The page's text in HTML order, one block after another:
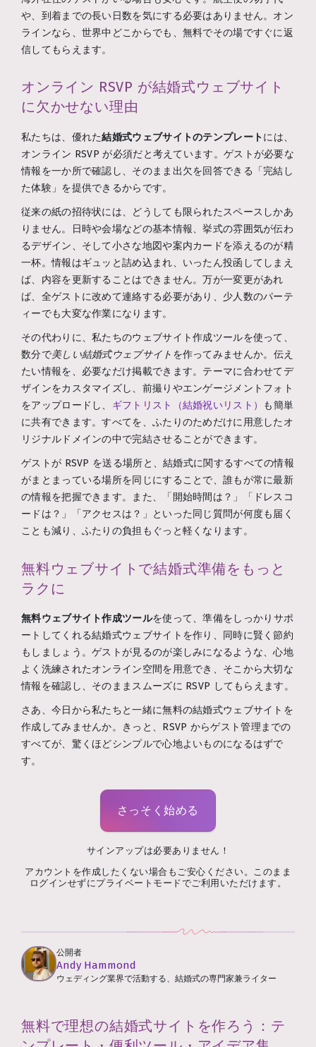
や、到着までの長い日数を気にする必要はありません。オン
ラインなら、世界中どこからでも、無料でその場ですぐに返
信してもらえます。
オンライン RSVP が結婚式ウェブサイト
に欠かせない理由
私たちは、優れた結婚式ウェブサイトのテンプレートには、
オンライン RSVP が必須だと考えています。ゲストが必要な
情報を一か所で確認し、そのまま出欠を回答できる「完結し
た体験」を提供できるからです。
従来の紙の招待状には、どうしても限られたスペースしかあ
りません。日時や会場などの基本情報、挙式の雰囲気が伝わ
るデザイン、そして小さな地図や案内カードを添えるのが精
一杯。情報はギュッと詰め込まれ、いったん投函してしまえ
ば、内容を更新することはできません。万が一変更があれ
ば、全ゲストに改めて連絡する必要があり、少人数のパーテ
ィーでも大変な作業になります。
その代わりに、私たちのウェブサイト作成ツールを使って、
数分で美しい結婚式ウェブサイト を作ってみませんか。伝え
たい情報を、必要なだけ掲載できます。テーマに合わせてデ
ザインをカスタマイズし、前撮りやエンゲージメントフォト
をアップロードし、 ギフトリスト（結婚祝いリスト）
も簡単
に共有できます。すべてを、ふたりのためだけに用意したオ
リジナルドメインの中で完結させることができます。
ゲストが RSVP を送る場所と、結婚式に関するすべての情報
がまとまっている場所を同じにすることで、誰もが常に最新
の情報を把握できます。また、「開始時間は？」「ドレスコ
ードは？」「アクセスは？」といった同じ質問が何度も届く
ことも減り、ふたりの負担もぐっと軽くなります。
無料ウェブサイトで結婚式準備をもっと
ラクに
無料ウェブサイト作成ツールを使って、準備をしっかりサポ
ートしてくれる結婚式ウェブサイトを作り、同時に賢く節約
もしましょう。ゲストが見るのが楽しみになるような、心地
よく洗練されたオンライン空間を用意でき、そこから大切な
情報を確認し、そのままスムーズに RSVP してもらえます。
さあ、今日から私たちと一緒に無料の結婚式ウェブサイトを
作成してみませんか。きっと、RSVP からゲスト管理までの
すべてが、驚くほどシンプルで心地よいものになるはずで
す。
さっそく始める
サインアップは必要ありません！
アカウントを作成したくない場合もご安心ください。このまま
ログインせずにプライベートモードでご利用いただけます。
公開者
Andy Hammond
ウェディング業界で活動する、結婚式の専門家兼ライター
無料で理想の結婚式サイトを作ろう：テ